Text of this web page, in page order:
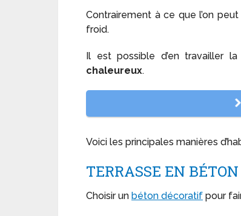
Contrairement à ce que l’on
froid.
Il est possible d’en travailler
chaleureux.
Voici les principales manières
TERRASSE EN
Choisir un béton décoratif pour